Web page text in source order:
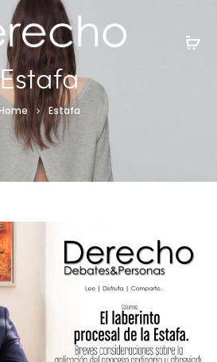
Estafa